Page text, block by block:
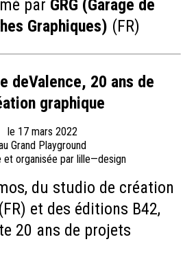
par GRG (Garage de
Graphiques) (FR)
deValence, 20 ans de
graphique
le 17 mars 2022
Grand Playground
et organisée par lille—design
du studio de création
(FR) et des éditions B42,
20 ans de projets